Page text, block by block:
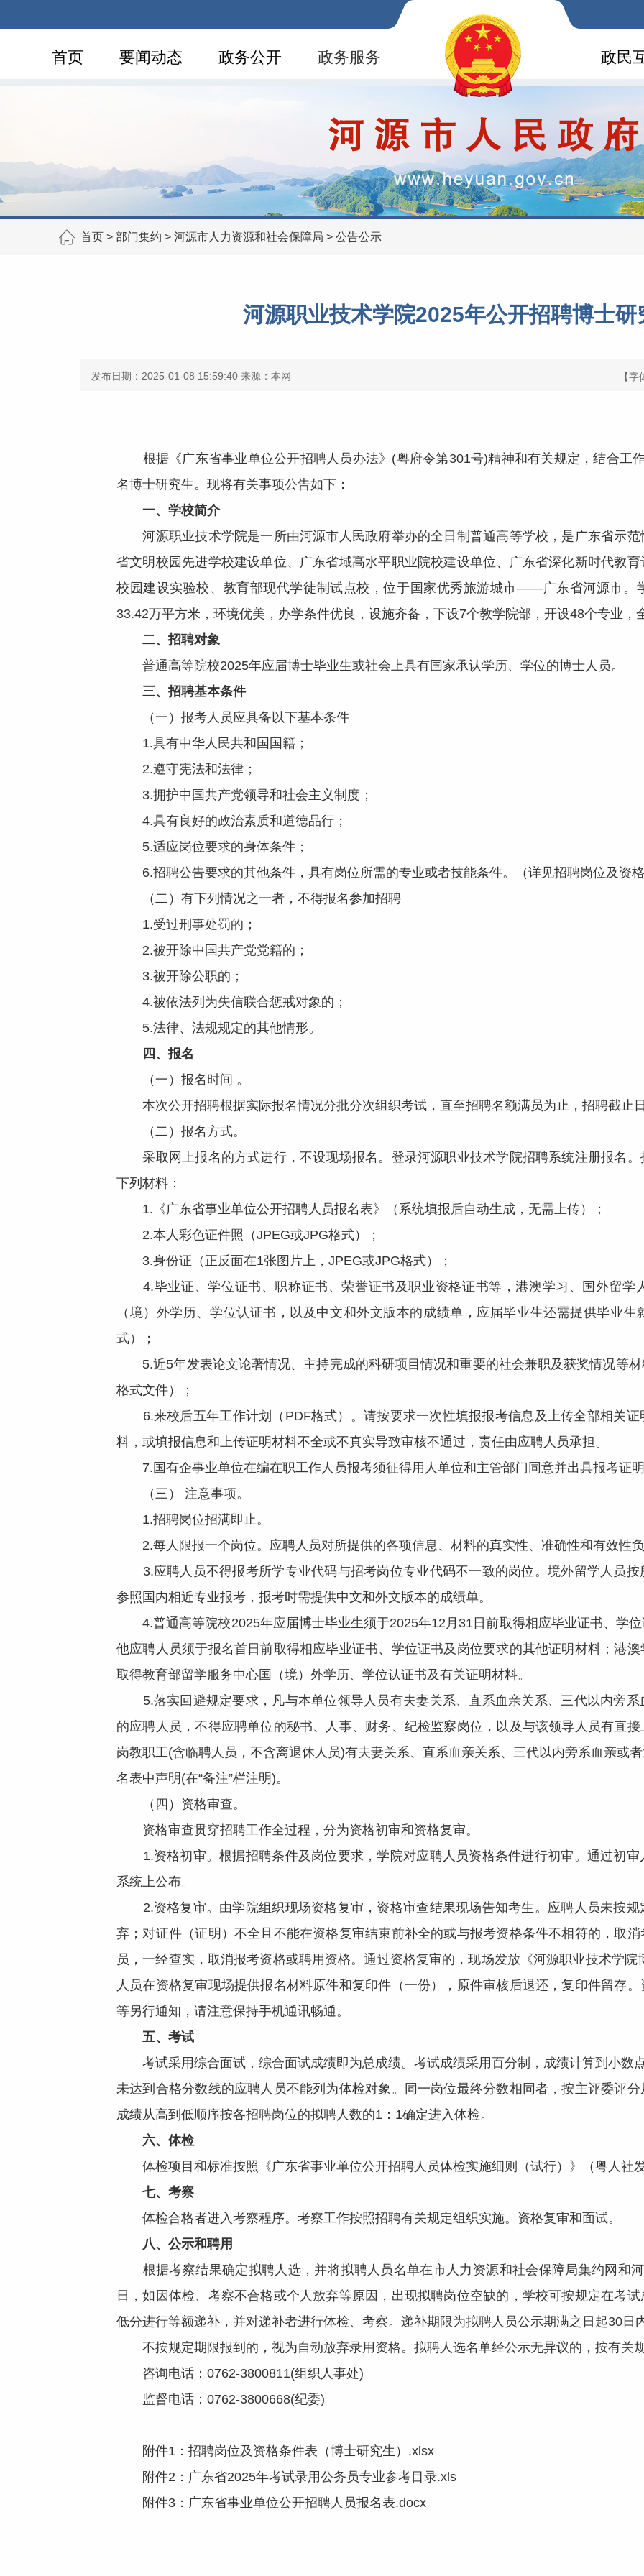
首页 要闻动态 政务公开 政务服务 政民
首页 > 部门集约 > 河源市人力资源和社会保障局 > 公告公示
河源职业技术学院2025年公开招聘博士研
发布日期：2025-01-08 15:59:40 来源：本网 【
根据《广东省事业单位公开招聘人员办法》(粤府令第301号)精神和有关规定，结合工
名博士研究生。现将有关事项公告如下：
一、学校简介
河源职业技术学院是一所由河源市人民政府举办的全日制普通高等学校，是广东省示范
省文明校园先进学校建设单位、广东省域高水平职业院校建设单位、广东省深化新时代教
校园建设实验校、教育部现代学徒制试点校，位于国家优秀旅游城市——广东省河源市。
33.42万平方米，环境优美，办学条件优良，设施齐备，下设7个教学院部，开设48个专业，
二、招聘对象
普通高等院校2025年应届博士毕业生或社会上具有国家承认学历、学位的博士人员。
三、 招聘基本条件
（一）报考人员应具备以下基本条件
1.具有中华人民共和国国籍；
2.遵守宪法和法律；
3.拥护中国共产党领导和社会主义制度；
4.具有良好的政治素质和道德品行；
5.适应岗位要求的身体条件；
6.招聘公告要求的其他条件，具有岗位所需的专业或者技能条件。（详见招聘岗位及资
（二）有下列情况之一者，不得报名参加招聘
1.受过刑事处罚的；
2.被开除中国共产党党籍的；
3.被开除公职的；
4.被依法列为失信联合惩戒对象的；
5.法律、法规规定的其他情形。
四、 报名
（一）报名时间 。
本次公开招聘根据实际报名情况分批分次组织考试，直至招聘名额满员为止，招聘截止
（二）报名方式。
采取网上报名的方式进行，不设现场报名。登录河源职业技术学院招聘系统注册报名。
下列材料：
1.《广东省事业单位公开招聘人员报名表》（系统填报后自动生成，无需上传）；
2.本人彩色证件照（JPEG或JPG格式）；
3.身份证（正反面在1张图片上，JPEG或JPG格式）；
4.毕业证、学位证书、职称证书、荣誉证书及职业资格证书等，港澳学习、国外留学
（境）外学历、学位认证书，以及中文和外文版本的成绩单，应届毕业生还需提供毕业
式）；
5.近5年发表论文论著情况、主持完成的科研项目情况和重要的社会兼职及获奖情况等材
格式文件）；
6.来校后五年工作计划（PDF格式）。请按要求一次性填报报考信息及上传全部相关证
料，或填报信息和上传证明材料不全或不真实导致审核不通过，责任由应聘人员承担。
7.国有企事业单位在编在职工作人员报考须征得用人单位和主管部门同意并出具报考证
（三） 注意事项。
1.招聘岗位招满即止。
2.每人限报一个岗位。应聘人员对所提供的各项信息、材料的真实性、准确性和有效性
3.应聘人员不得报考所学专业代码与招考岗位专业代码不一致的岗位。境外留学人员按
参照国内相近专业报考，报考时需提供中文和外文版本的成绩单。
4.普通高等院校2025年应届博士毕业生须于2025年12月31日前取得相应毕业证书、学位
他应聘人员须于报名首日前取得相应毕业证书、学位证书及岗位要求的其他证明材料；港
取得教育部留学服务中心国（境）外学历、学位认证书及有关证明材料。
5.落实回避规定要求，凡与本单位领导人员有夫妻关系、直系血亲关系、三代以内旁系
的应聘人员，不得应聘单位的秘书、人事、财务、纪检监察岗位，以及与该领导人员有直
岗教职工(含临聘人员，不含离退休人员)有夫妻关系、直系血亲关系、三代以内旁系血亲或
名表中声明(在“备注”栏注明)。
（四）资格审查。
资格审查贯穿招聘工作全过程，分为资格初审和资格复审。
1.资格初审。根据招聘条件及岗位要求，学院对应聘人员资格条件进行初审。通过初审
系统上公布。
2.资格复审。由学院组织现场资格复审，资格审查结果现场告知考生。应聘人员未按规
弃；对证件（证明）不全且不能在资格复审结束前补全的或与报考资格条件不相符的，取
员，一经查实，取消报考资格或聘用资格。通过资格复审的，现场发放《河源职业技术学
人员在资格复审现场提供报名材料原件和复印件（一份），原件审核后退还，复印件留存
等另行通知，请注意保持手机通讯畅通。
五、 考试
考试采用综合面试，综合面试成绩即为总成绩。考试成绩采用百分制，成绩计算到小数
未达到合格分数线的应聘人员不能列为体检对象。同一岗位最终分数相同者，按主评委评
成绩从高到低顺序按各招聘岗位的拟聘人数的1：1确定进入体检。
六、体检
体检项目和标准按照《广东省事业单位公开招聘人员体检实施细则（试行）》（粤人社
七、考察
体检合格者进入考察程序。考察工作按照招聘有关规定组织实施。资格复审和面试。
八、公示和聘用
根据考察结果确定拟聘人选，并将拟聘人员名单在市人力资源和社会保障局集约网和
日，如因体检、考察不合格或个人放弃等原因，出现拟聘岗位空缺的，学校可按规定在考
低分进行等额递补，并对递补者进行体检、考察。递补期限为拟聘人员公示期满之日起30日
不按规定期限报到的，视为自动放弃录用资格。拟聘人选名单经公示无异议的，按有关
咨询电话：0762-3800811(组织人事处)
监督电话：0762-3800668(纪委)
附件1：招聘岗位及资格条件表（博士研究生）.xlsx
附件2：广东省2025年考试录用公务员专业参考目录.xls
附件3：广东省事业单位公开招聘人员报名表.docx